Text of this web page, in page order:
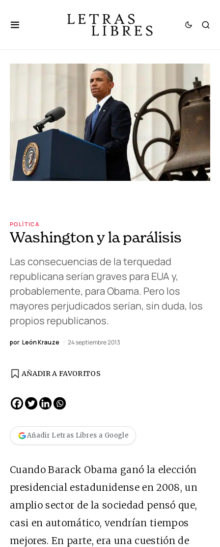
POLÍTICA
Washington y la parálisis
Las consecuencias de la terquedad
republicana serían graves para EUA y,
probablemente, para Obama. Pero los
mayores perjudicados serían, sin duda, los
propios republicanos.
por León Krauze 24 septiembre 2013
AÑADIR A FAVORITOS
Añadir Letras Libres a Google
Cuando Barack Obama ganó la elección
presidencial estadunidense en 2008, un
amplio sector de la sociedad pensó que,
casi en automático, vendrían tiempos
mejores. En parte, era una cuestión de